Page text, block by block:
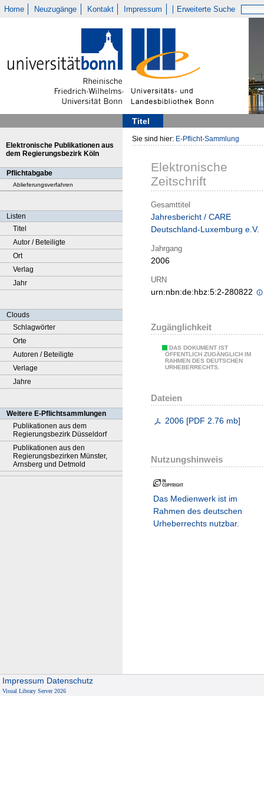
Home Neuzugänge Kontakt Impressum Erweiterte Suche
Titel
Elektronische Publikationen aus
dem Regierungsbezirk Köln
Pflichtabgabe
Ablieferungsverfahren
Listen
Titel
Autor / Beteiligte
Ort
Verlag
Jahr
Clouds
Schlagwörter
Orte
Autoren / Beteiligte
Verlage
Jahre
Weitere E-Pflichtsammlungen
Publikationen aus dem
Regierungsbezirk Düsseldorf
Publikationen aus den
Regierungsbezirken Münster,
Arnsberg und Detmold
Sie sind hier: E-Pflicht-Sammlung
Elektronische
Zeitschrift
Gesamttitel
Jahresbericht / CARE
Deutschland-Luxemburg e.V.
Jahrgang
2006
URN
urn:nbn:de:hbz:5:2-280822
Zugänglichkeit
DAS DOKUMENT IST
ÖFFENTLICH ZUGÄNGLICH IM
RAHMEN DES DEUTSCHEN
URHEBERRECHTS.
Dateien
2006 [PDF 2.76 mb]
Nutzungshinweis
Das Medienwerk ist im
Rahmen des deutschen
Urheberrechts nutzbar.
Impressum Datenschutz
Visual Library Server 2026